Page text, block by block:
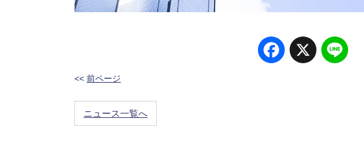
Facebook
X
<< 前ページ
ニュース一覧へ